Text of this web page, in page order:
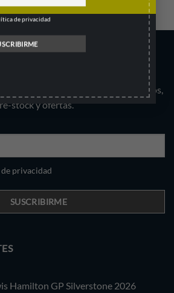
de privacidad
LANZAMIENTO!
para enterarte de nuevos productos,
stock y ofertas.
privacidad
Hamilton GP Silverstone 2026